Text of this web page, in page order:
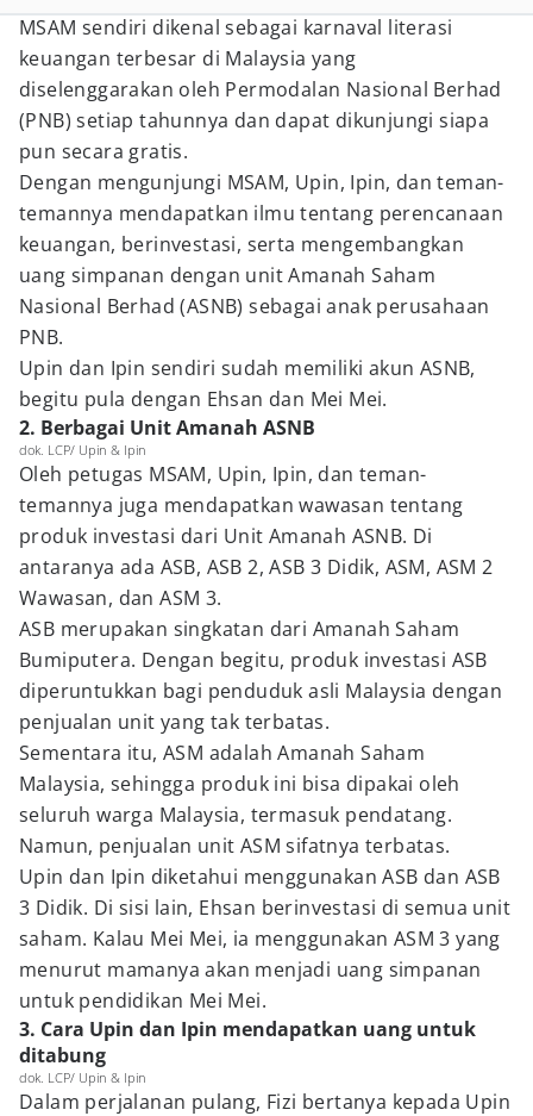
MSAM sendiri dikenal sebagai karnaval literasi
keuangan terbesar di Malaysia yang
diselenggarakan oleh Permodalan Nasional Berhad
(PNB) setiap tahunnya dan dapat dikunjungi siapa
pun secara gratis.
Dengan mengunjungi MSAM, Upin, Ipin, dan teman-
temannya mendapatkan ilmu tentang perencanaan
keuangan, berinvestasi, serta mengembangkan
uang simpanan dengan unit Amanah Saham
Nasional Berhad (ASNB) sebagai anak perusahaan
PNB.
Upin dan Ipin sendiri sudah memiliki akun ASNB,
begitu pula dengan Ehsan dan Mei Mei.
2. Berbagai Unit Amanah ASNB
dok. LCP/ Upin & Ipin
Oleh petugas MSAM, Upin, Ipin, dan teman-
temannya juga mendapatkan wawasan tentang
produk investasi dari Unit Amanah ASNB. Di
antaranya ada ASB, ASB 2, ASB 3 Didik, ASM, ASM 2
Wawasan, dan ASM 3.
ASB merupakan singkatan dari Amanah Saham
Bumiputera. Dengan begitu, produk investasi ASB
diperuntukkan bagi penduduk asli Malaysia dengan
penjualan unit yang tak terbatas.
Sementara itu, ASM adalah Amanah Saham
Malaysia, sehingga produk ini bisa dipakai oleh
seluruh warga Malaysia, termasuk pendatang.
Namun, penjualan unit ASM sifatnya terbatas.
Upin dan Ipin diketahui menggunakan ASB dan ASB
3 Didik. Di sisi lain, Ehsan berinvestasi di semua unit
saham. Kalau Mei Mei, ia menggunakan ASM 3 yang
menurut mamanya akan menjadi uang simpanan
untuk pendidikan Mei Mei.
3. Cara Upin dan Ipin mendapatkan uang untuk
ditabung
dok. LCP/ Upin & Ipin
Dalam perjalanan pulang, Fizi bertanya kepada Upin